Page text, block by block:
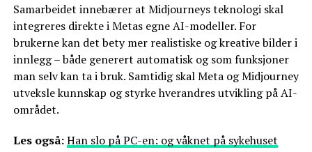
Samarbeidet innebærer at Midjourneys teknologi skal
integreres direkte i Metas egne AI-modeller. For
brukerne kan det bety mer realistiske og kreative bilder i
innlegg – både generert automatisk og som funksjoner
man selv kan ta i bruk. Samtidig skal Meta og Midjourney
utveksle kunnskap og styrke hverandres utvikling på AI-
området.
Les også:Han slo på PC-en: og våknet på sykehuset